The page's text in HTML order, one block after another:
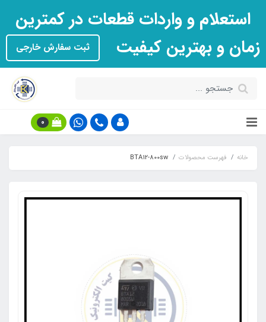
استعلام و واردات قطعات در کمترین
زمان و بهترین کیفیت
ثبت سفارش خارجی
0
خانه فهرست محصولات BTA12-800sw